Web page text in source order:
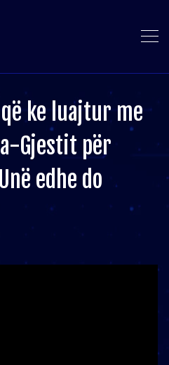
ke luajtur me
Gjestit për
edhe do